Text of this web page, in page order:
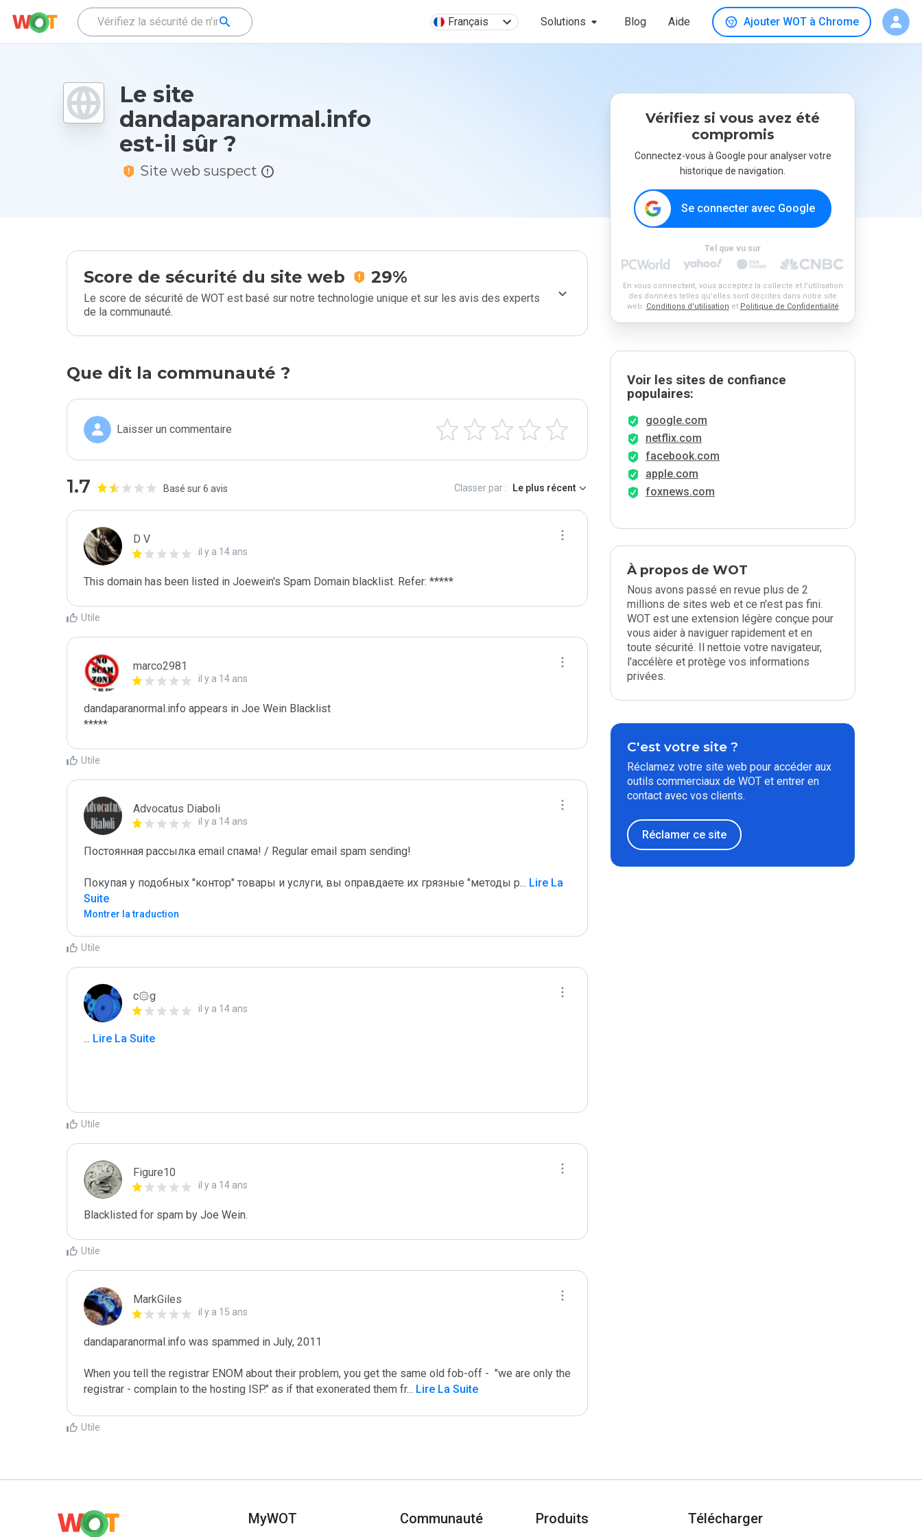
Français Solutions Blog Aide Ajouter WOT à Chrome
Le site
dandaparanormal.info
est-il sûr ?
Site web suspect
Score de sécurité du site web 29%
Le score de sécurité de WOT est basé sur notre technologie unique et sur les avis des experts
de la communauté.
Que dit la communauté ?
Laisser un commentaire
1.7 Basé sur 6 avis Classer par : Le plus récent
D V
il y a 14 ans
This domain has been listed in Joewein's Spam Domain blacklist. Refer: *****
Utile
marco2981
il y a 14 ans
dandaparanormal.info appears in Joe Wein Blacklist
*****
Utile
Advocatus Diaboli
il y a 14 ans
Постоянная рассылка email спама! / Regular email spam sending!
Покупая у подобных "контор" товары и услуги, вы оправдаете их грязные "методы р... Lire La
Suite
Montrer la traduction
Utile
c۞g
il y a 14 ans
... Lire La Suite
Utile
Figure10
il y a 14 ans
Blacklisted for spam by Joe Wein.
Utile
MarkGiles
il y a 15 ans
dandaparanormal.info was spammed in July, 2011
When you tell the registrar ENOM about their problem, you get the same old fob-off -  "we are only the
registrar - complain to the hosting ISP." as if that exonerated them fr... Lire La Suite
Utile
Vérifiez si vous avez été
compromis
Connectez-vous à Google pour analyser votre
historique de navigation.
Se connecter avec Google
Tel que vu sur
En vous connectant, vous acceptez la collecte et l'utilisation
des données telles qu'elles sont décrites dans notre site
web. Conditions d'utilisation et Politique de Confidentialité
Voir les sites de confiance
populaires:
google.com
netflix.com
facebook.com
apple.com
foxnews.com
À propos de WOT
Nous avons passé en revue plus de 2
millions de sites web et ce n'est pas fini.
WOT est une extension légère conçue pour
vous aider à naviguer rapidement et en
toute sécurité. Il nettoie votre navigateur,
l'accélère et protège vos informations
privées.
C'est votre site ?
Réclamez votre site web pour accéder aux
outils commerciaux de WOT et entrer en
contact avec vos clients.
Réclamer ce site
MyWOT Communauté Produits Télécharger